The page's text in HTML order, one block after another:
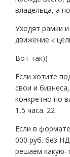
владельца, а
Уходят рамки
движение к
Вот так))
Если хотите
свои и
конкретно по
1,5 часа. 22
Если в
000 руб. без
решаем какую-